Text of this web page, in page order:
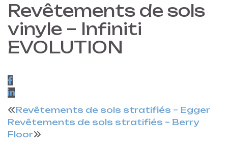
Revêtements de sols
vinyle – Infiniti
EVOLUTION
Revêtements de sols stratifiés – Egger
Revêtements de sols stratifiés – Berry
Floor